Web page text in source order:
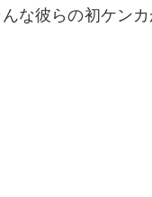
な彼らの初ケン